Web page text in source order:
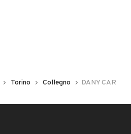
Torino Collegno DANY CAR